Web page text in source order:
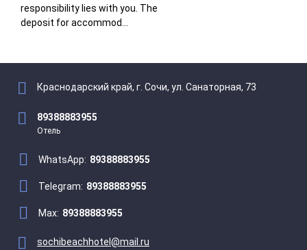
responsibility lies with you. The
deposit for accommod...
Краснодарский край, г. Сочи, ул. Санаторная, 73
89388883955
Отель
WhatsApp: 89388883955
Telegram: 89388883955
Max: 89388883955
sochibeachhotel@mail.ru